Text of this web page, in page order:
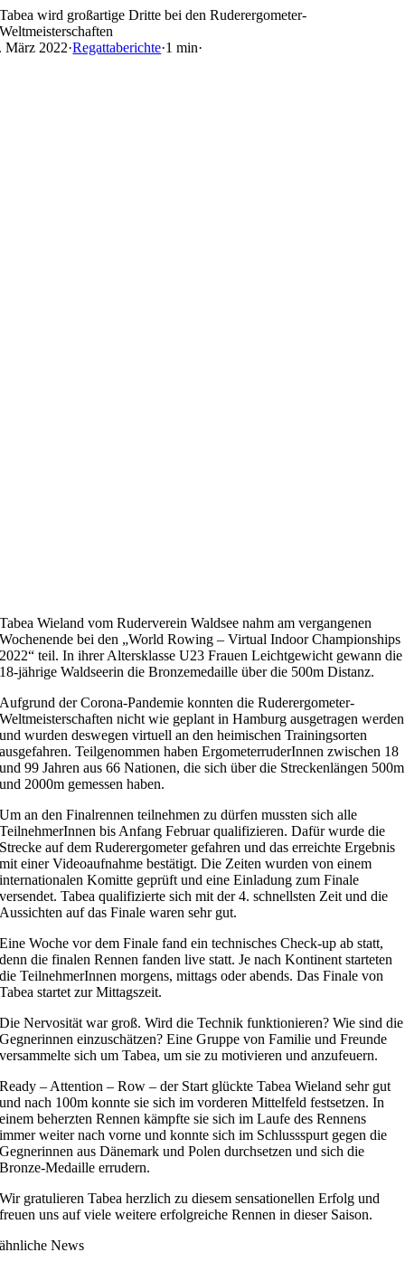
Skip
to
content
Tabea wird großartige Dritte bei den Ruderergometer-
Weltmeisterschaften
März 2022·Regattaberichte·1 min·
Tabea Wieland vom Ruderverein Waldsee nahm am vergangenen
Wochenende bei den „World Rowing – Virtual Indoor Championships
2022“ teil. In ihrer Altersklasse U23 Frauen Leichtgewicht gewann die
18-jährige Waldseerin die Bronzemedaille über die 500m Distanz.
Aufgrund der Corona-Pandemie konnten die Ruderergometer-
Weltmeisterschaften nicht wie geplant in Hamburg ausgetragen werden
und wurden deswegen virtuell an den heimischen Trainingsorten
ausgefahren. Teilgenommen haben ErgometerruderInnen zwischen 18
und 99 Jahren aus 66 Nationen, die sich über die Streckenlängen 500m
und 2000m gemessen haben.
Um an den Finalrennen teilnehmen zu dürfen mussten sich alle
TeilnehmerInnen bis Anfang Februar qualifizieren. Dafür wurde die
Strecke auf dem Ruderergometer gefahren und das erreichte Ergebnis
mit einer Videoaufnahme bestätigt. Die Zeiten wurden von einem
internationalen Komitte geprüft und eine Einladung zum Finale
versendet. Tabea qualifizierte sich mit der 4. schnellsten Zeit und die
Aussichten auf das Finale waren sehr gut.
Eine Woche vor dem Finale fand ein technisches Check-up ab statt,
denn die finalen Rennen fanden live statt. Je nach Kontinent starteten
die TeilnehmerInnen morgens, mittags oder abends. Das Finale von
Tabea startet zur Mittagszeit.
Die Nervosität war groß. Wird die Technik funktionieren? Wie sind die
Gegnerinnen einzuschätzen? Eine Gruppe von Familie und Freunde
versammelte sich um Tabea, um sie zu motivieren und anzufeuern.
Ready – Attention – Row – der Start glückte Tabea Wieland sehr gut
und nach 100m konnte sie sich im vorderen Mittelfeld festsetzen. In
einem beherzten Rennen kämpfte sie sich im Laufe des Rennens
immer weiter nach vorne und konnte sich im Schlussspurt gegen die
Gegnerinnen aus Dänemark und Polen durchsetzen und sich die
Bronze-Medaille errudern.
Wir gratulieren Tabea herzlich zu diesem sensationellen Erfolg und
freuen uns auf viele weitere erfolgreiche Rennen in dieser Saison.
ähnliche News